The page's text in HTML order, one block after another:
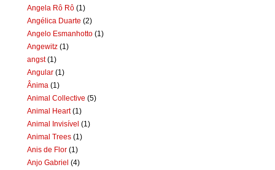
Angela Rô Rô (1)
Angélica Duarte (2)
Angelo Esmanhotto (1)
Angewitz (1)
angst (1)
Angular (1)
Ânima (1)
Animal Collective (5)
Animal Heart (1)
Animal Invisível (1)
Animal Trees (1)
Anis de Flor (1)
Anjo Gabriel (4)